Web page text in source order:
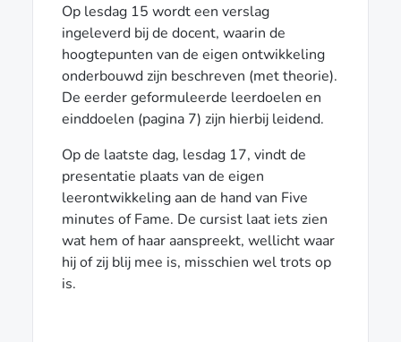
Op lesdag 15 wordt een verslag
ingeleverd bij de docent, waarin de
hoogtepunten van de eigen ontwikkeling
onderbouwd zijn beschreven (met theorie).
De eerder geformuleerde leerdoelen en
einddoelen (pagina 7) zijn hierbij leidend.
Op de laatste dag, lesdag 17, vindt de
presentatie plaats van de eigen
leerontwikkeling aan de hand van Five
minutes of Fame. De cursist laat iets zien
wat hem of haar aanspreekt, wellicht waar
hij of zij blij mee is, misschien wel trots op
is.